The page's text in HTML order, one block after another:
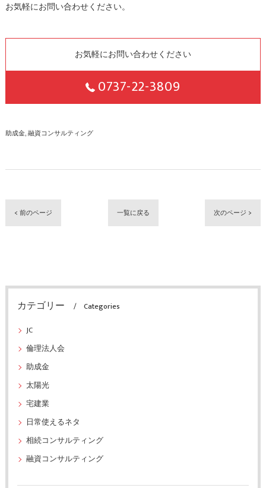
お気軽にお問い合わせください。
お気軽にお問い合わせください
0737-22-3809
助成金 融資コンサルティング
< 前のページ 一覧に戻る 次のページ >
カテゴリー
Categories
JC
倫理法人会
助成金
太陽光
宅建業
日常使えるネタ
相続コンサルティング
融資コンサルティング